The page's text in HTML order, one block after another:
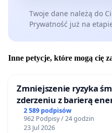
Twoje dane należą do
Prywatność już na
Inne petycje, które mogą cię
Zmniejszenie ryzyka
zderzeniu z barierą
2 589 podpisów
962 Podpisy / 24 godzin
23 Jul 2026